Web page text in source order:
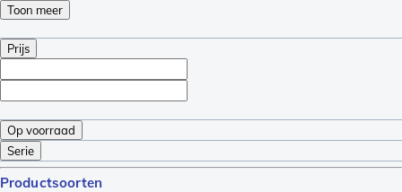
Toon meer
Prijs
Op voorraad
Serie
Productsoorten